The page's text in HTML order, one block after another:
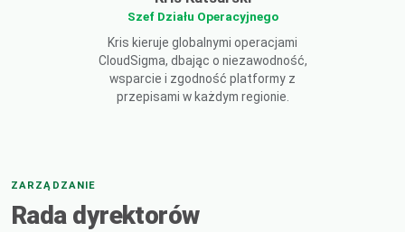
Szef Działu Operacyjnego
Kris kieruje globalnymi operacjami
CloudSigma, dbając o niezawodność,
wsparcie i zgodność platformy z
przepisami w każdym regionie.
ZARZĄDZANIE
Rada dyrektorów